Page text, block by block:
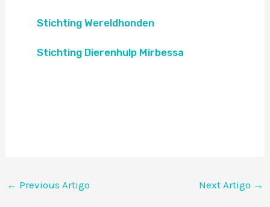
Stichting Wereldhonden
Stichting Dierenhulp Mirbessa
← Previous Artigo Next Artigo →